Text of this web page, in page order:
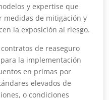
y expertise que
medidas de mitigación y
la exposición al riesgo.
de reaseguro
la implementación
en primas por
elevados de
o condiciones